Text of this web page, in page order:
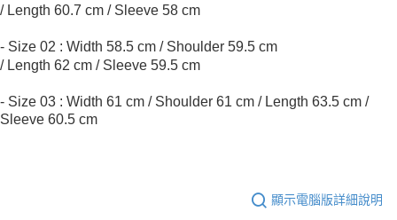
/ Length 60.7 cm /Sleeve 58 cm
- Size 02 : Width 58.5 cm / Shoulder 59.5 cm
/ Length 62 cm /Sleeve 59.5 cm
- Size 03 : Width 61 cm / Shoulder 61 cm / Length 63.5 cm /
Sleeve 60.5 cm
顯示電腦版詳細說明